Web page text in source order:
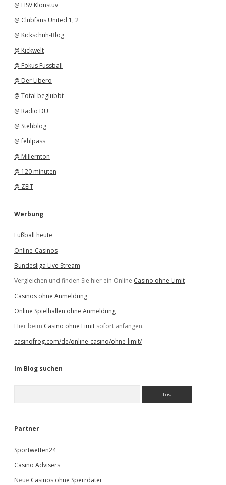
@ HSV Klönstuv
@ Clubfans United 1 , 2
@ Kickschuh-Blog
@ Kickwelt
@ Fokus Fussball
@ Der Libero
@ Total beglubbt
@ Radio DU
@ Stehblog
@ fehlpass
@ Millernton
@ 120 minuten
@ ZEIT
Werbung
Fußball heute
Online-Casinos
Bundesliga Live Stream
Vergleichen und finden Sie hier ein Online Casino ohne Limit
Casinos ohne Anmeldung
Online Spielhallen ohne Anmeldung
Hier beim Casino ohne Limit sofort anfangen.
casinofrog.com/de/online-casino/ohne-limit/
Im Blog suchen
e
Partner
Sportwetten24
Casino Advisers
Neue Casinos ohne Sperrdatei